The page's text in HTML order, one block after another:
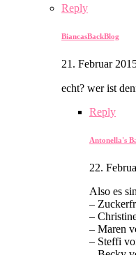
Reply
BiancasBackBlog
21. Februar
echt? wer ist
Reply
Antonella's
22.
Also es
–
–
– Maren
– Steffi